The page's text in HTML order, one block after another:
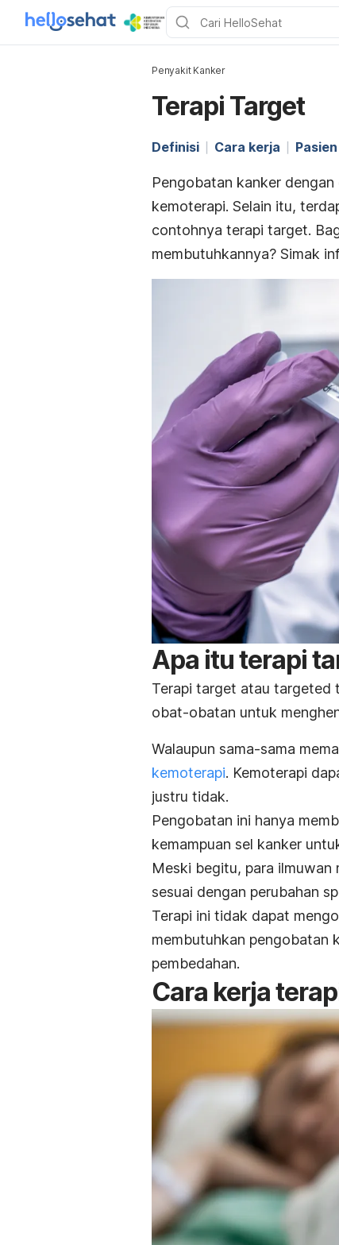
Penyakit Kanker
Terapi Target
Definisi Cara kerja Pasien
Pengobatan kanker
kemoterapi. Selain itu,
contohnya terapi target.
membutuhkannya? Simak
Apa itu terapi
Terapi target atau targeted
obat-obatan untuk
Walaupun sama-sama
kemoterapi. Kemoterapi
justru tidak.
Pengobatan ini hanya
kemampuan sel kanker
Meski begitu, para ilmuwan
sesuai dengan perubahan
Terapi ini tidak dapat
membutuhkan pengobatan
pembedahan.
Cara kerja